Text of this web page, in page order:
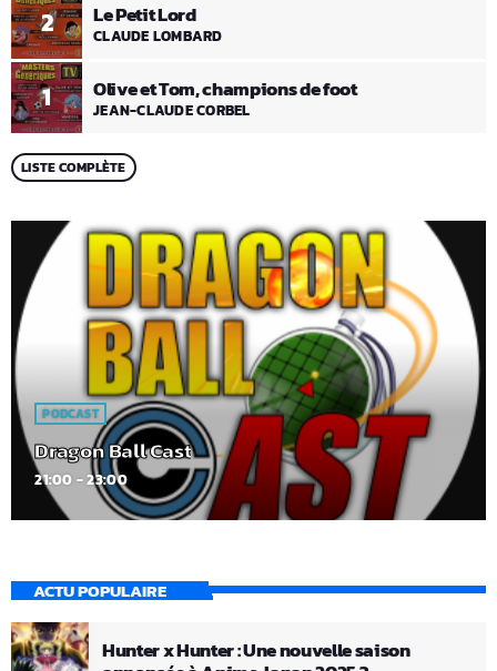
1 Olive et Tom, champions de foot
JEAN-CLAUDE CORBEL
2 Le Petit Lord
CLAUDE LOMBARD
LISTE COMPLÈTE
PODCAST
Dragon Ball Cast
21:00 - 23:00
ACTU POPULAIRE
Hunter x Hunter : Une nouvelle saison